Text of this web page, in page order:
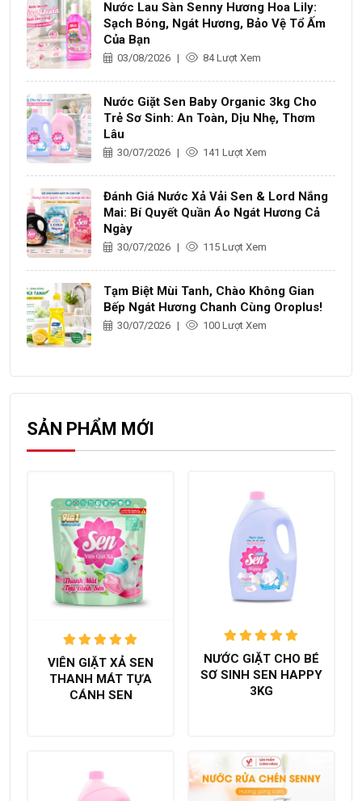
Nước Lau Sàn Senny Hương Hoa Lily:
Sạch Bóng, Ngát Hương, Bảo Vệ Tổ Ấm
Của Bạn
03/08/2026 | 84 Lượt Xem
Nước Giặt Sen Baby Organic 3kg Cho
Trẻ Sơ Sinh: An Toàn, Dịu Nhẹ, Thơm
Lâu
30/07/2026 | 141 Lượt Xem
Đánh Giá Nước Xả Vải Sen & Lord Nắng
Mai: Bí Quyết Quần Áo Ngát Hương Cả
Ngày
30/07/2026 | 115 Lượt Xem
Tạm Biệt Mùi Tanh, Chào Không Gian
Bếp Ngát Hương Chanh Cùng Oroplus!
30/07/2026 | 100 Lượt Xem
SẢN PHẨM MỚI
Được xếp
hạng 5.00
trên 5
VIÊN GIẶT XẢ SEN
THANH MÁT TỰA
CÁNH SEN
Được xếp
hạng5.00
trên 5
NƯỚC GIẶT CHO BÉ
SƠ SINH SEN HAPPY
3KG